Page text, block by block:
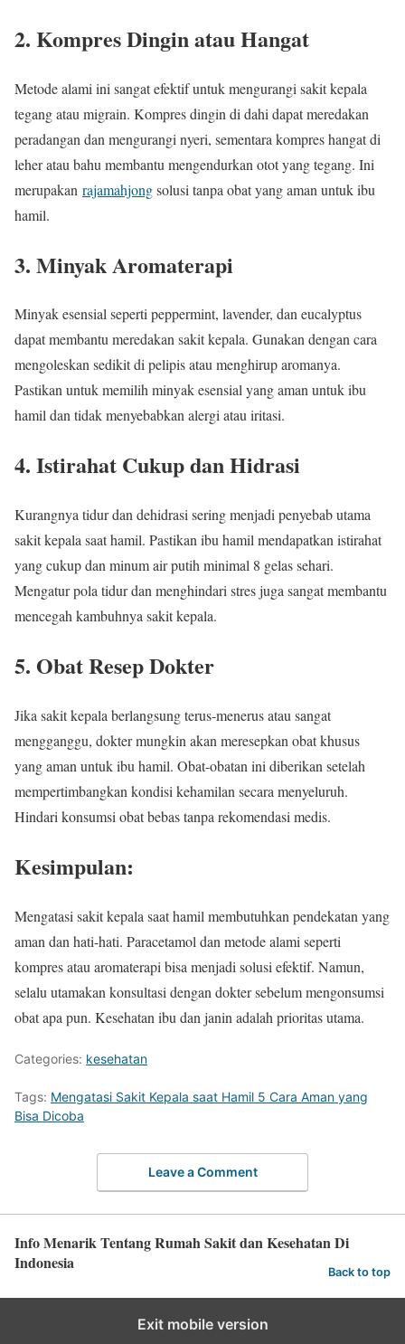
2. Kompres Dingin atau Hangat
Metode alami ini sangat efektif untuk mengurangi sakit kepala
tegang atau migrain. Kompres dingin di dahi dapat meredakan
peradangan dan mengurangi nyeri, sementara kompres hangat di
leher atau bahu membantu mengendurkan otot yang tegang. Ini
merupakan rajamahjongsolusi tanpa obat yang aman untuk ibu
hamil.
3. Minyak Aromaterapi
Minyak esensial seperti peppermint, lavender, dan eucalyptus
dapat membantu meredakan sakit kepala. Gunakan dengan cara
mengoleskan sedikit di pelipis atau menghirup aromanya.
Pastikan untuk memilih minyak esensial yang aman untuk ibu
hamil dan tidak menyebabkan alergi atau iritasi.
4. Istirahat Cukup dan Hidrasi
Kurangnya tidur dan dehidrasi sering menjadi penyebab utama
sakit kepala saat hamil. Pastikan ibu hamil mendapatkan istirahat
yang cukup dan minum air putih minimal 8 gelas sehari.
Mengatur pola tidur dan menghindari stres juga sangat membantu
mencegah kambuhnya sakit kepala.
5. Obat Resep Dokter
Jika sakit kepala berlangsung terus-menerus atau sangat
mengganggu, dokter mungkin akan meresepkan obat khusus
yang aman untuk ibu hamil. Obat-obatan ini diberikan setelah
mempertimbangkan kondisi kehamilan secara menyeluruh.
Hindari konsumsi obat bebas tanpa rekomendasi medis.
Kesimpulan:
Mengatasi sakit kepala saat hamil membutuhkan pendekatan yang
aman dan hati-hati. Paracetamol dan metode alami seperti
kompres atau aromaterapi bisa menjadi solusi efektif. Namun,
selalu utamakan konsultasi dengan dokter sebelum mengonsumsi
obat apa pun. Kesehatan ibu dan janin adalah prioritas utama.
Categories: kesehatan
Tags: Mengatasi Sakit Kepala saat Hamil 5 Cara Aman yang
Bisa Dicoba
Leave a Comment
Info Menarik Tentang Rumah Sakit dan Kesehatan Di
Indonesia
Back to top
Exit mobile version